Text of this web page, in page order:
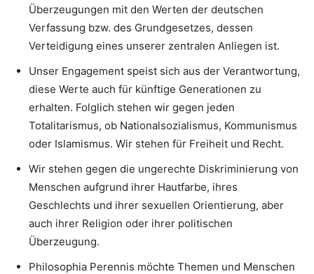
Überzeugungen mit den Werten der deutschen
Verfassung bzw. des Grundgesetzes, dessen
Verteidigung eines unserer zentralen Anliegen ist.
Unser Engagement speist sich aus der Verantwortung,
diese Werte auch für künftige Generationen zu
erhalten. Folglich stehen wir gegen jeden
Totalitarismus, ob Nationalsozialismus, Kommunismus
oder Islamismus. Wir stehen für Freiheit und Recht.
Wir stehen gegen die ungerechte Diskriminierung von
Menschen aufgrund ihrer Hautfarbe, ihres
Geschlechts und ihrer sexuellen Orientierung, aber
auch ihrer Religion oder ihrer politischen
Überzeugung.
Philosophia Perennis möchte Themen und Menschen